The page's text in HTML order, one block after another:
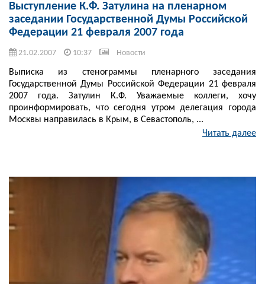
Выступление К.Ф. Затулина на пленарном
заседании Государственной Думы Российской
Федерации 21 февраля 2007 года
21.02.2007 10:37 Новости
Выписка из стенограммы пленарного заседания
Государственной Думы Российской Федерации 21 февраля
2007 года. Затулин К.Ф. Уважаемые коллеги, хочу
проинформировать, что сегодня утром делегация города
Москвы направилась в Крым, в Севастополь, ...
Читать далее